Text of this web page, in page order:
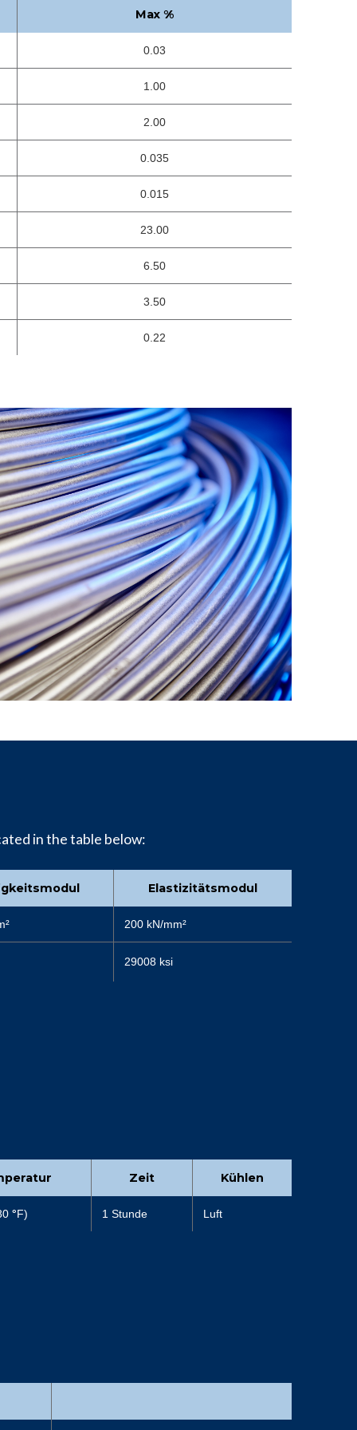
Max %
0.03
1.00
2.00
0.035
0.015
23.00
6.50
3.50
0.22
in the table below:
Elastizitätsmodul
200 kN/mm²
29008 ksi
Zeit Kühlen
°F) 1 Stunde Luft